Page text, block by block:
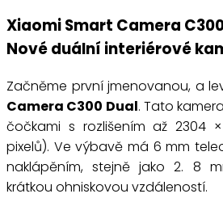
Xiaomi Smart Camera
Nové duální interiérové
Začněme první jmenovanou, a
Camera C300 Dual. Tato
čočkami s rozlišením až 2304
pixelů). Ve výbavě má 6 mm
naklápěním, stejně jako 2. 8
krátkou ohniskovou vzdáleností.